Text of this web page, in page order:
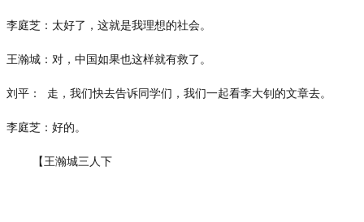
李庭芝：太好了，这就是我理想的社会。
王瀚城：对，中国如果也这样就有救了。
刘平： 走，我们快去告诉同学们，我们一起看李大钊的文章去。
李庭芝：好的。
【王瀚城三人下